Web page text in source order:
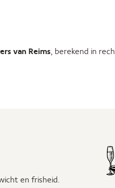
van Reims, berekend in
en frisheid.